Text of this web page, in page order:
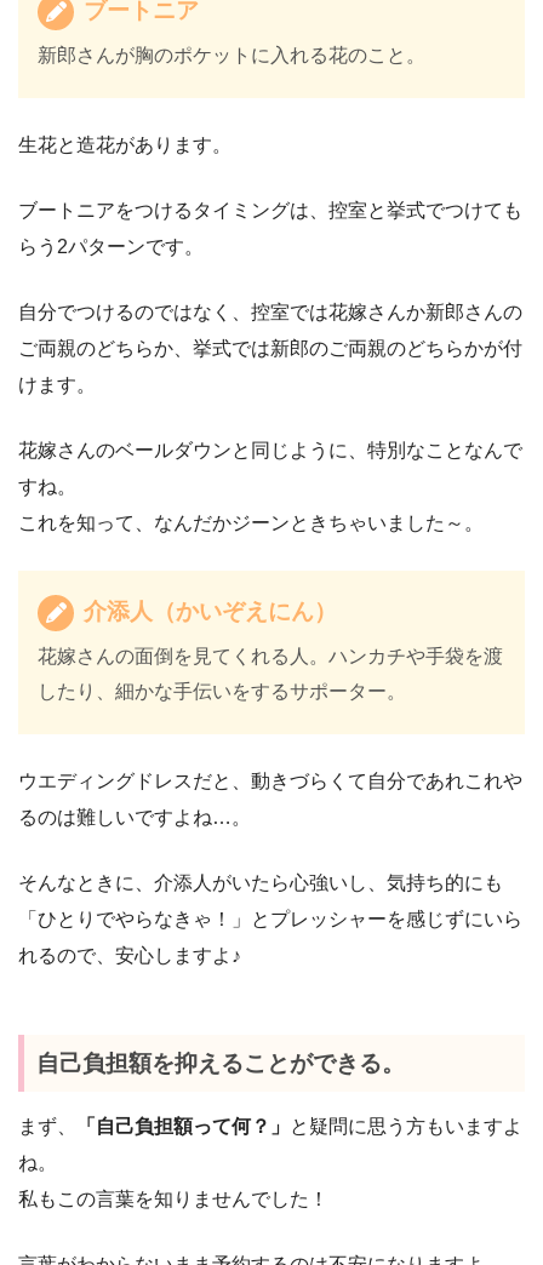
ブートニア
新郎さんが胸のポケットに入れる花のこと。
生花と造花があります。
ブートニアをつけるタイミングは、控室と挙式でつけても
らう2パターンです。
自分でつけるのではなく、控室では花嫁さんか新郎さんの
ご両親のどちらか、挙式では新郎のご両親のどちらかが付
けます。
花嫁さんのベールダウンと同じように、特別なことなんで
すね。
これを知って、なんだかジーンときちゃいました～。
介添人（かいぞえにん）
花嫁さんの面倒を見てくれる人。ハンカチや手袋を渡
したり、細かな手伝いをするサポーター。
ウエディングドレスだと、動きづらくて自分であれこれや
るのは難しいですよね…。
そんなときに、介添人がいたら心強いし、気持ち的にも
「ひとりでやらなきゃ！」とプレッシャーを感じずにいら
れるので、安心しますよ♪
自己負担額を抑えることができる。
まず、 「自己負担額って何？」 と疑問に思う方もいますよ
ね。
私もこの言葉を知りませんでした！